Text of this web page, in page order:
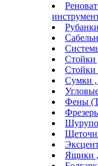
Стойки
Сумки ,
Фены
Ящики ,